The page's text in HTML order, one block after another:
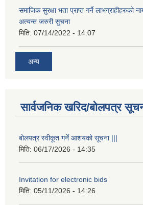
समाजिक सुरक्षा भता प्राप्त गर्ने लाभग्राहीहरुको
अत्यन्त जरुरी सुचना
मिति: 07/14/2022 - 14:07
अन्य
सार्वजनिक खरिद/बोलपत्र
बोलपत्र स्वीकूत गर्ने आशयको सूचना |||
मिति: 06/17/2026 - 14:35
Invitation for electronic bids
मिति: 05/11/2026 - 14:26